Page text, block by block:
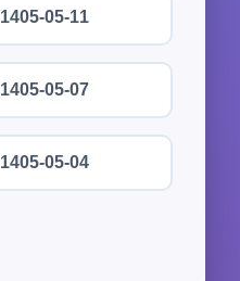
1405-05-11
1405-05-07
1405-05-04